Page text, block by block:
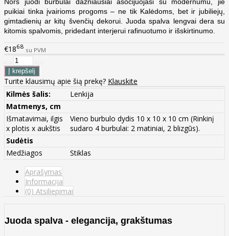
puikiai tinka įvairioms progoms – ne tik Kalėdoms, bet ir jubiliejų,
gimtadienių ar kitų švenčių dekorui. Juoda spalva lengvai dera su
kitomis spalvomis, pridedant interjerui rafinuotumo ir išskirtinumo.
€1868 su PVM
Turite klausimų apie šią prekę? Klauskite
Kilmės šalis:
Lenkija
Matmenys, cm
Išmatavimai, ilgis
x plotis x aukštis
Vieno burbulo dydis 10 x 10 x 10 cm (Rinkinį
sudaro 4 burbulai: 2 matiniai, 2 blizgūs).
Sudėtis
Medžiagos
Stiklas
Aprašymas
Informacija
(0) Atsiliepimai
Juoda spalva - elegancija, grakštumas